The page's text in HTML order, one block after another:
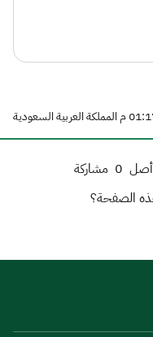
أصل 0 مشاركة
الصفحة؟